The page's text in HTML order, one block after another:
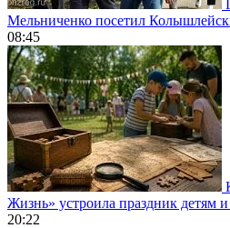
Мельниченко посетил
08:45
Жизнь» устроила праздник детям
20:22